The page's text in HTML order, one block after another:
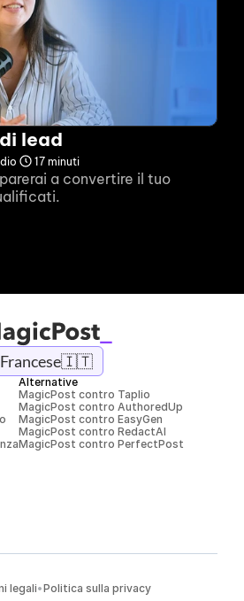
lead
17 minuti
a convertire il tuo
Francese🇮🇹
Alternative
MagicPost contro Taplio
MagicPost contro AuthoredUp
MagicPost contro EasyGen
MagicPost contro RedactAI
MagicPost contro PerfectPost
legali•Politica sulla privacy